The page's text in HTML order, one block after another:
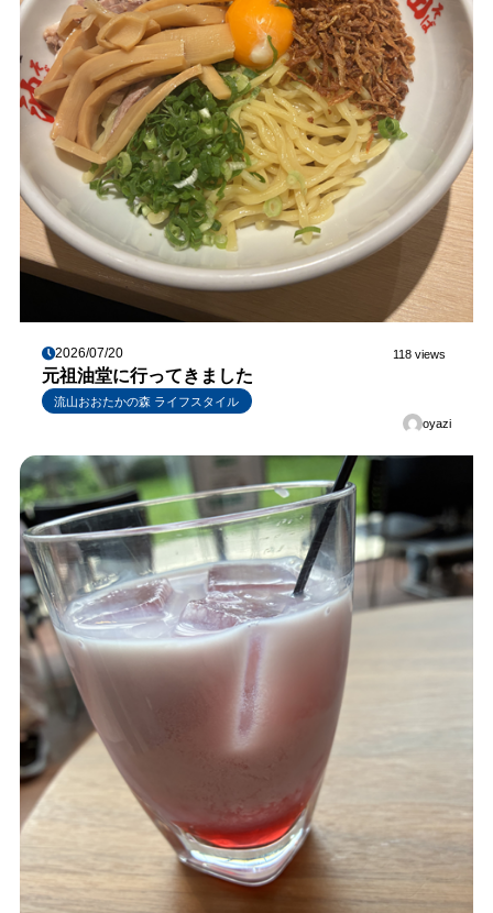
2026/07/20 118 views
元祖油堂に行ってきました
流山おおたかの森 ライフスタイル
oyazi